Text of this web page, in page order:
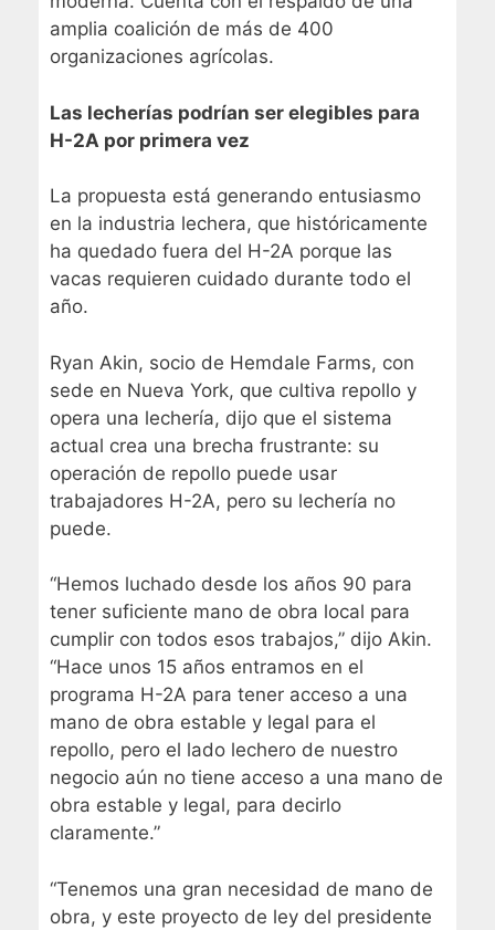
amplia coalición de más de 400
organizaciones agrícolas.
Las lecherías podrían ser elegibles para
H-2A por primera vez
La propuesta está generando entusiasmo
en la industria lechera, que históricamente
ha quedado fuera del H-2A porque las
vacas requieren cuidado durante todo el
año.
Ryan Akin, socio de Hemdale Farms, con
sede en Nueva York, que cultiva repollo y
opera una lechería, dijo que el sistema
actual crea una brecha frustrante: su
operación de repollo puede usar
trabajadores H-2A, pero su lechería no
puede.
“Hemos luchado desde los años 90 para
tener suficiente mano de obra local para
cumplir con todos esos trabajos,” dijo Akin.
“Hace unos 15 años entramos en el
programa H-2A para tener acceso a una
mano de obra estable y legal para el
repollo, pero el lado lechero de nuestro
negocio aún no tiene acceso a una mano de
obra estable y legal, para decirlo
claramente.”
“Tenemos una gran necesidad de mano de
obra, y este proyecto de ley del presidente